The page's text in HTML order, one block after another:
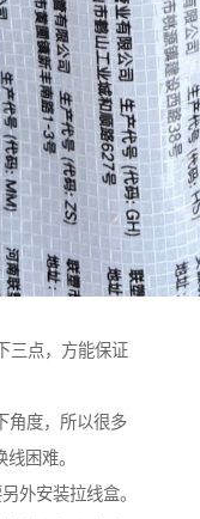
三点，方能保证
角度，所以很多
困难。
外安装拉线盒。